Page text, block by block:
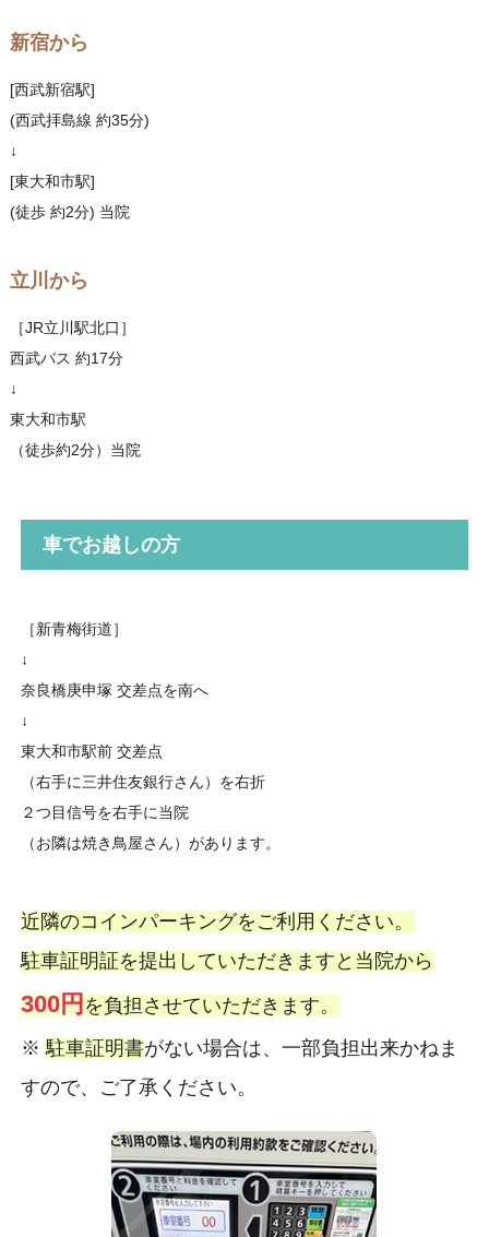
新宿から
[西武新宿駅]
(西武拝島線 約35分)
↓
[東大和市駅]
(徒歩 約2分) 当院
立川から
［JR立川駅北口］
西武バス 約17分
↓
東大和市駅
（徒歩約2分）当院
車でお越しの方
［新青梅街道］
↓
奈良橋庚申塚 交差点を南へ
↓
東大和市駅前 交差点
（右手に三井住友銀行さん）を右折
２つ目信号を右手に当院
（お隣は焼き鳥屋さん）があります。
近隣のコインパーキングをご利用ください。
駐車証明証を提出していただきますと当院から
300円を負担させていただきます。
※ 駐車証明書がない場合は、一部負担出来かねま
すので、ご了承ください。